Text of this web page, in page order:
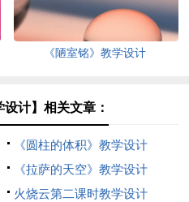
《陋室铭》教学设计
设计】相关文章：
《圆柱的体积》教学设计
《拉萨的天空》教学设计
火烧云第二课时教学设计